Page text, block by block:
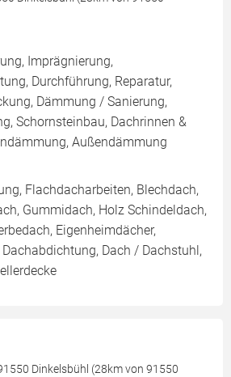
Imprägnierung,
Durchführung, Reparatur,
Dämmung / Sanierung,
Schornsteinbau, Dachrinnen &
Außendämmung
Flachdacharbeiten, Blechdach,
Gummidach, Holz Schindeldach,
Eigenheimdächer,
Dach / Dachstuhl,
Dinkelsbühl (28km von 91550